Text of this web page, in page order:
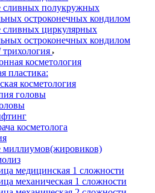
сливных полукружных
остроконечных кондилом
сливных циркулярных
остроконечных кондилом
косметология
пластика:
косметология
головы
косметолога
миллиумов(жировиков)
медицинская 1 сложности
механическая 1 сложности